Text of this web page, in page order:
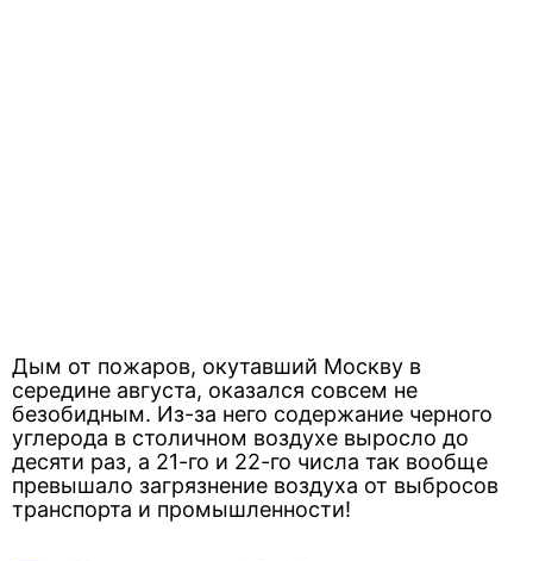
Дым от пожаров, окутавший Москву в
середине августа, оказался совсем не
безобидным. Из-за него содержание черного
углерода в столичном воздухе выросло до
десяти раз, а 21-го и 22-го числа так вообще
превышало загрязнение воздуха от выбросов
транспорта и промышленности!